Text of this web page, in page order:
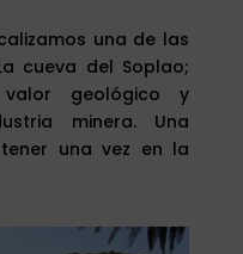
una de las
cueva del Soplao;
geológico y
minera. Una
una vez en la